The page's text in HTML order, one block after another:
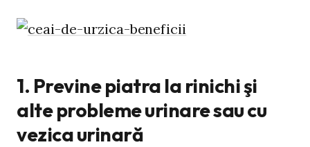
1. Previne piatra la rinichi şi
alte probleme urinare sau cu
vezica urinară